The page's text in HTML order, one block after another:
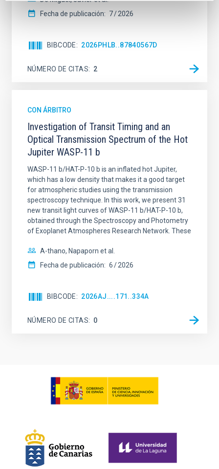
Fecha de publicación: 7 2026
BIBCODE 2026PHLB..87840567D
NÚMERO DE CITAS 2
CON ÁRBITRO
Investigation of Transit Timing and an
Optical Transmission Spectrum of the Hot
Jupiter WASP-11 b
WASP-11 b/HAT-P-10 b is an inflated hot Jupiter,
which has a low density that makes it a good target
for atmospheric studies using the transmission
spectroscopy technique. In this work, we present 31
new transit light curves of WASP-11 b/HAT-P-10 b,
obtained through the Spectroscopy and Photometry
of Exoplanet Atmospheres Research Network. These
A-thano, Napaporn et al.
Fecha de publicación: 6 2026
BIBCODE 2026AJ....171..334A
NÚMERO DE CITAS 0